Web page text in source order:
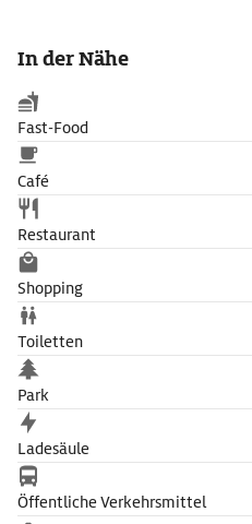
In der Nähe
Fast-Food
Café
Restaurant
Shopping
Toiletten
Park
Ladesäule
Öffentliche Verkehrsmittel